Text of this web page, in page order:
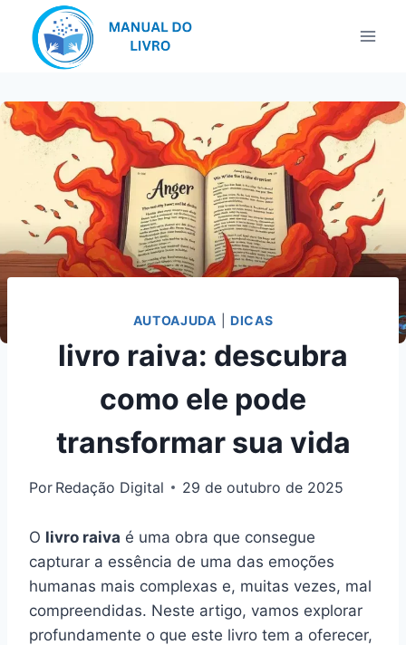
AUTOAJUDA DICAS
livro raiva: descubra
como ele pode
transformar sua vida
Por Redação Digital 29 de outubro de 2025
O livro raiva é uma obra que consegue
capturar a essência de uma das emoções
humanas mais complexas e, muitas vezes, mal
compreendidas. Neste artigo, vamos explorar
profundamente o que este livro tem a oferecer,